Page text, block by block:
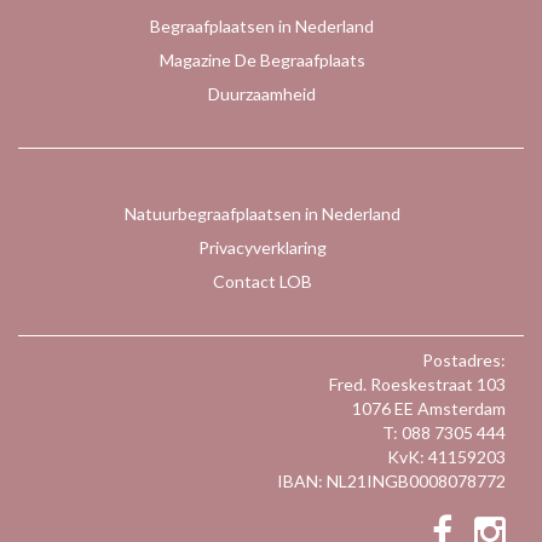
Begraafplaatsen in Nederland
Magazine De Begraafplaats
Duurzaamheid
Natuurbegraafplaatsen in Nederland
Privacyverklaring
Contact LOB
Postadres:
Fred. Roeskestraat 103
1076 EE Amsterdam
T: 088 7305 444
KvK: 41159203
IBAN: NL21INGB0008078772